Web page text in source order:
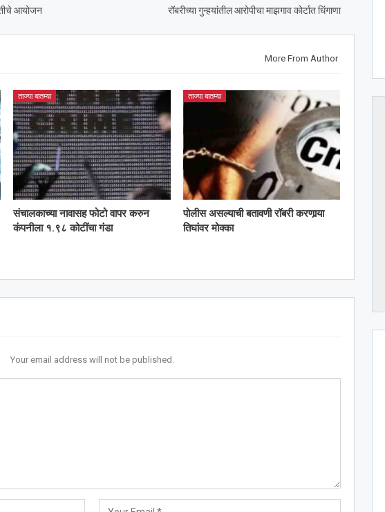
आयोजन रॉबरीच्या गुन्हयांतील आरोपीचा माझगाव कोर्टात धिंगाणा
More From Author
ताज्या बातम्या
संचालकाच्या नावासह फोटो वापर करुन
कंपनीला १.९८ कोटींचा गंडा
ताज्या बातम्या
पोलीस असल्याची बतावणी रॉबरी करणार्‍या
तिघांवर मोक्का
Your email address will not be published.